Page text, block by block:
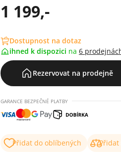
1 199,-
Dostupnost na dotaz
ihned k dispozici na 6
Rezervovat na prodejně
GARANCE BEZPEČNÉ PLATBY
Přidat do oblíbených Přidat